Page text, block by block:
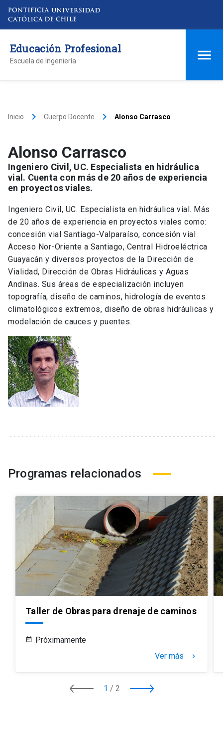
Educación Profesional
Escuela de Ingeniería
Inicio keyboard_arrow_right Cuerpo Docente keyboard_arrow_right Alonso Carrasco
Alonso Carrasco
Ingeniero Civil, UC. Especialista en hidráulica
vial. Cuenta con más de 20 años de experiencia
en proyectos viales.
Ingeniero Civil, UC. Especialista en hidráulica vial. Más
de 20 años de experiencia en proyectos viales como:
concesión vial Santiago-Valparaíso, concesión vial
Acceso Nor-Oriente a Santiago, Central Hidroeléctrica
Guayacán y diversos proyectos de la Dirección de
Vialidad, Dirección de Obras Hidráulicas y Aguas
Andinas. Sus áreas de especialización incluyen
topografía, diseño de caminos, hidrología de eventos
climatológicos extremos, diseño de obras hidráulicas y
modelación de cauces y puentes.
Programas relacionados
Taller de Obras para drenaje de caminos
Próximamente
Ver más
keyboard_arrow_right
1 / 2